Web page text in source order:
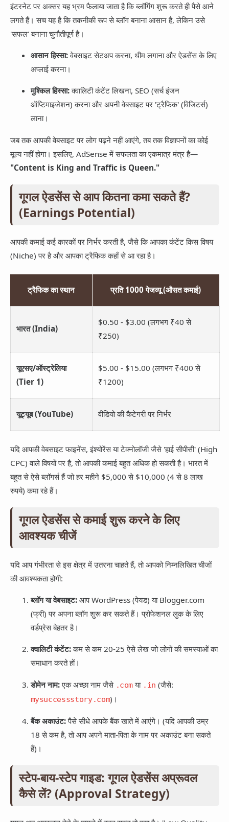
इंटरनेट पर अक्सर यह भ्रम फैलाया जाता है कि ब्लॉगिंग शुरू करते ही पैसे आने
लगते हैं। सच यह है कि तकनीकी रूप से ब्लॉग बनाना आसान है, लेकिन उसे
'सफल' बनाना चुनौतीपूर्ण है।
आसान हिस्सा:वेबसाइट सेटअप करना, थीम लगाना और ऐडसेंस के लिए
अप्लाई करना।
मुश्किल हिस्सा:क्वालिटी कंटेंट लिखना, SEO (सर्च इंजन
ऑप्टिमाइजेशन) करना और अपनी वेबसाइट पर 'ट्रैफिक' (विजिटर्स)
लाना।
जब तक आपकी वेबसाइट पर लोग पढ़ने नहीं आएंगे, तब तक विज्ञापनों का कोई
मूल्य नहीं होगा। इसलिए, AdSense में सफलता का एकमात्र मंत्र है—
"Content is King and Traffic is Queen."
गूगल ऐडसेंस से आप कितना कमा सकते हैं?
(Earnings Potential)
आपकी कमाई कई कारकों पर निर्भर करती है, जैसे कि आपका कंटेंट किस विषय
(Niche) पर है और आपका ट्रैफिक कहाँ से आ रहा है।
ट्रैफिक का स्थान प्रति 1000 पेजव्यू (औसत कमाई)
भारत (India)
$0.50 - $3.00 (लगभग ₹40 से
₹250)
यूएसए/ऑस्ट्रेलिया
(Tier 1)
$5.00 - $15.00 (लगभग ₹400 से
₹1200)
यूट्यूब (YouTube) वीडियो की कैटेगरी पर निर्भर
यदि आपकी वेबसाइट फाइनेंस, इंश्योरेंस या टेक्नोलॉजी जैसे 'हाई सीपीसी' (High
CPC) वाले विषयों पर है, तो आपकी कमाई बहुत अधिक हो सकती है। भारत में
बहुत से ऐसे ब्लॉगर्स हैं जो हर महीने $5,000 से $10,000 (4 से 8 लाख
रुपये) कमा रहे हैं।
गूगल ऐडसेंस से कमाई शुरू करने के लिए
आवश्यक चीजें
यदि आप गंभीरता से इस क्षेत्र में उतरना चाहते हैं, तो आपको निम्नलिखित चीजों
की आवश्यकता होगी:
ब्लॉग या वेबसाइट:आप WordPress (पेयड) या Blogger.com
(फ्री) पर अपना ब्लॉग शुरू कर सकते हैं। प्रोफेशनल लुक के लिए
वर्डप्रेस बेहतर है।
क्वालिटी कंटेंट:कम से कम 20-25 ऐसे लेख जो लोगों की समस्याओं का
समाधान करते हों।
डोमेन नाम:एक अच्छा नाम जैसे .comया .in (जैसे:
mysuccessstory.com)।
बैंक अकाउंट:पैसे सीधे आपके बैंक खाते में आएंगे। (यदि आपकी उम्र
18 से कम है, तो आप अपने माता-पिता के नाम पर अकाउंट बना सकते
हैं)।
स्टेप-बाय-स्टेप गाइड: गूगल ऐडसेंस अप्रूवल
कैसे लें? (Approval Strategy)